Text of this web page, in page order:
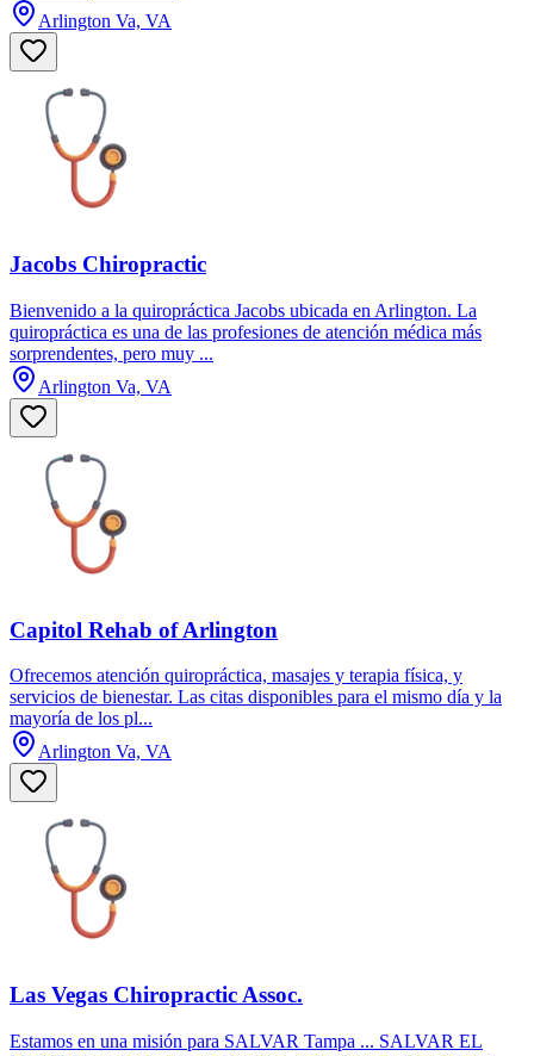
Arlington Va, VA
Jacobs Chiropractic
Bienvenido a la quiropráctica Jacobs ubicada en Arlington. La
quiropráctica es una de las profesiones de atención médica más
sorprendentes, pero muy ...
Arlington Va, VA
Capitol Rehab of Arlington
Ofrecemos atención quiropráctica, masajes y terapia física, y
servicios de bienestar. Las citas disponibles para el mismo día y la
mayoría de los pl...
Arlington Va, VA
Las Vegas Chiropractic Assoc.
Estamos en una misión para SALVAR Tampa ... SALVAR EL